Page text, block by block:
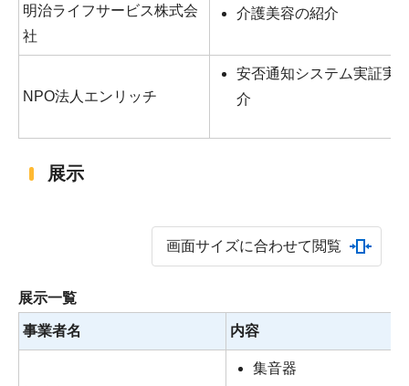
明治ライフサービス株式会
社
介護美容の紹介
NPO法人エンリッチ
安否通知システム実証実
介
展示
画面サイズに合わせて閲覧
展示一覧
事業者名 内容
集音器